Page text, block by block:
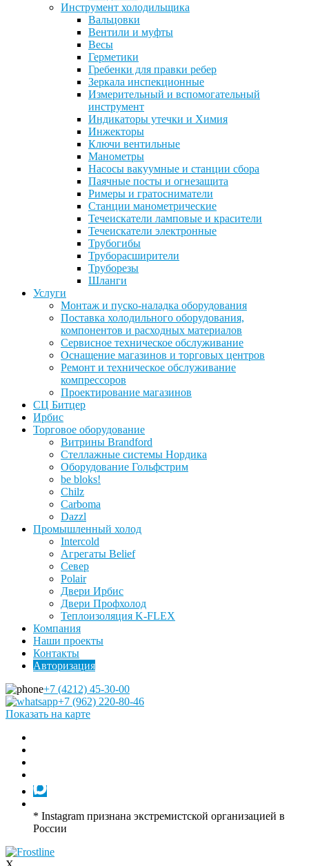
Инструмент холодильщика
Вальцовки
Вентили и муфты
Весы
Герметики
Гребенки для правки ребер
Зеркала инспекционные
Измерительный и вспомогательный
инструмент
Индикаторы утечки и Химия
Инжекторы
Ключи вентильные
Манометры
Насосы вакуумные и станции сбора
Паячные посты и огнезащита
Римеры и гратосниматели
Станции манометрические
Течеискатели ламповые и красители
Течеискатели электронные
Трубогибы
Труборасширители
Труборезы
Шланги
Услуги
Монтаж и пуско-наладка оборудования
Поставка холодильного оборудования,
компонентов и расходных материалов
Сервисное техническое обслуживание
Оснащение магазинов и торговых центров
Ремонт и техническое обслуживание
компрессоров
Проектирование магазинов
СЦ Битцер
Ирбис
Торговое оборудование
Витрины Brandford
Стеллажные системы Нордика
Оборудование Гольфстрим
be bloks!
Chilz
Carboma
Dazzl
Промышленный холод
Intercold
Агрегаты Belief
Север
Polair
Двери Ирбис
Двери Профхолод
Теплоизоляция K-FLEX
Компания
Наши проекты
Контакты
Авторизация
+7 (4212) 45-30-00
+7 (962) 220-80-46
Показать на карте
* Instagram признана экстремистской организацией в
России